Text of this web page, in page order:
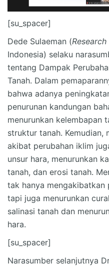
[su_spacer]
Dede Sulaeman (
Indonesia) selaku
tentang Dampak
Tanah. Dalam
bahwa adanya
penurunan kandungan
menurunkan kelembapan
struktur tanah. Kemudian,
akibat perubahan iklim
unsur hara, menurunkan
tanah, dan erosi tanah.
tak hanya mengakibatkan
tapi juga menurunkan
salinasi tanah dan
hara.
[su_spacer]
Narasumber selanjutnya